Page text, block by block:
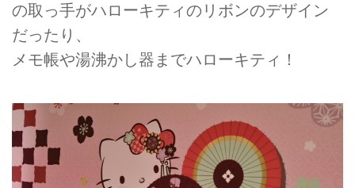
の取っ手がハローキティのリボンのデザイン
だったり、
メモ帳や湯沸かし器までハローキティ！